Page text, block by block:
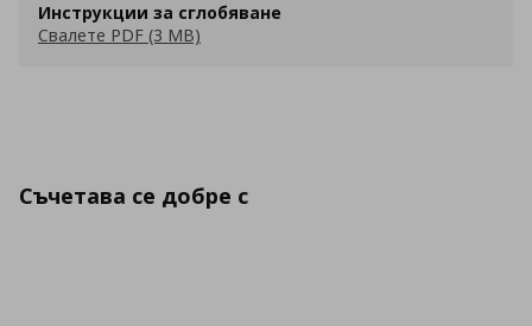
Инструкции за сглобяване
Свалете PDF (3 MB)
Съчетава се добре с